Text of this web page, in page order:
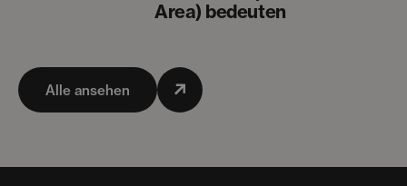
Alle ansehen
Area) bedeuten